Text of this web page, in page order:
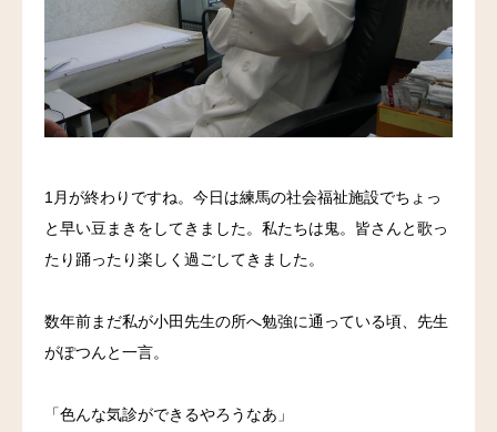
1月が終わりですね。今日は練馬の社会福祉施設でちょっ
と早い豆まきをしてきました。私たちは鬼。皆さんと歌っ
たり踊ったり楽しく過ごしてきました。
数年前まだ私が小田先生の所へ勉強に通っている頃、先生
がぽつんと一言。
「色んな気診ができるやろうなあ」
アクセス
ブログ
気診の学校